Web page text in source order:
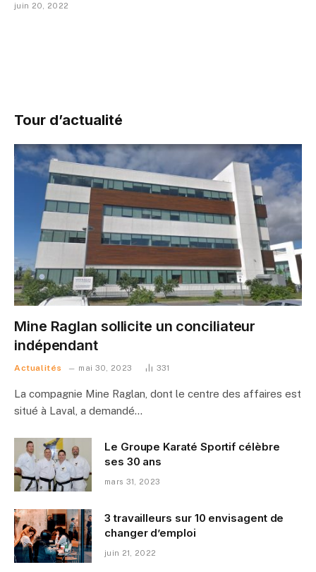
juin 20, 2022
Tour d’actualité
Mine Raglan sollicite un conciliateur
indépendant
Actualités mai 30, 2023 331
La compagnie Mine Raglan, dont le centre des affaires est
situé à Laval, a demandé…
Le Groupe Karaté Sportif célèbre
ses 30 ans
mars 31, 2023
3 travailleurs sur 10 envisagent de
changer d’emploi
juin 21, 2022